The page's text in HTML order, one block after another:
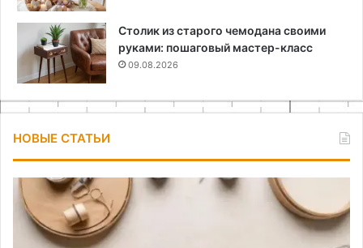
Столик из старого чемодана своими
руками: пошаговый мастер-класс
09.08.2026
НОВЫЕ СТАТЬИ